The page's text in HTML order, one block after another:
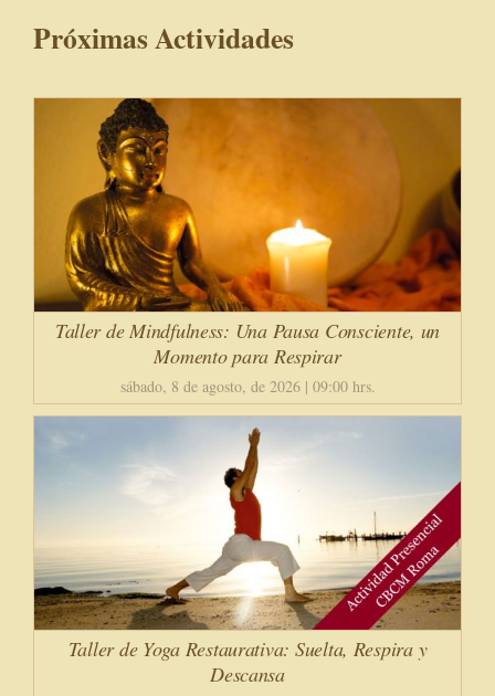
Próximas Actividades
Taller de Mindfulness: Una Pausa Consciente, un
Momento para Respirar
sábado, 8 de agosto, de 2026 | 09:00 hrs.
Taller de Yoga Restaurativa: Suelta, Respira y
Descansa